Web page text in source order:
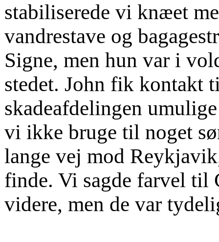
stabiliserede vi knæet
vandrestave og
Signe, men hun var i
stedet. John fik kontakt
skadeafdelingen
vi ikke bruge til noget
lange vej mod
finde. Vi sagde farvel til
videre, men de var